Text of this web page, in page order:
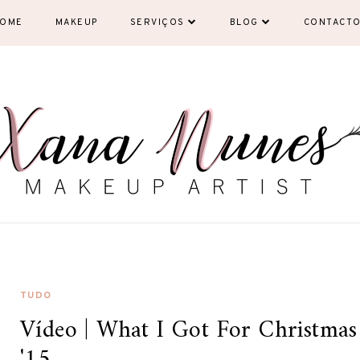
MAKEUP SERVIÇOS BLOG
TUDO
Vídeo | What I Got For Christmas